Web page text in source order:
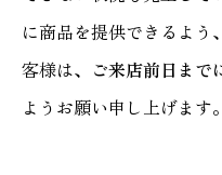
に商品を提供できるよう
客様は、 ご来店前日まで
ようお願い申し上げます。